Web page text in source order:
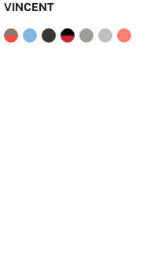
VINCENT